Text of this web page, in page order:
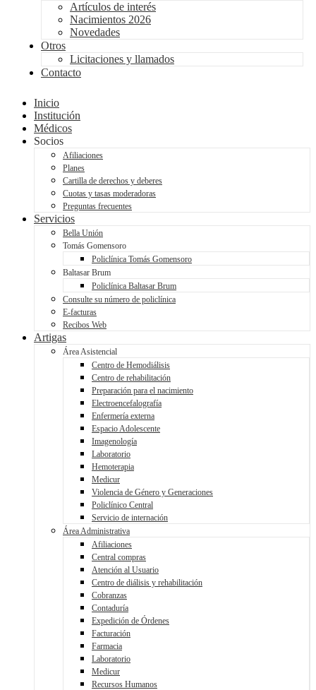
Artículos de interés
Nacimientos 2026
Novedades
Otros
Licitaciones y llamados
Contacto
Inicio
Institución
Médicos
Socios
Afiliaciones
Planes
Cartilla de derechos y deberes
Cuotas y tasas moderadoras
Preguntas frecuentes
Servicios
Bella Unión
Tomás Gomensoro
Policlínica Tomás Gomensoro
Baltasar Brum
Policlínica Baltasar Brum
Consulte su número de policlínica
E-facturas
Recibos Web
Artigas
Área Asistencial
Centro de Hemodiálisis
Centro de rehabilitación
Preparación para el nacimiento
Electroencefalografía
Enfermería externa
Espacio Adolescente
Imagenología
Laboratorio
Hemoterapia
Medicur
Violencia de Género y Generaciones
Policlínico Central
Servicio de internación
Área Administrativa
Afiliaciones
Central compras
Atención al Usuario
Centro de diálisis y rehabilitación
Cobranzas
Contaduría
Expedición de Órdenes
Facturación
Farmacia
Laboratorio
Medicur
Recursos Humanos